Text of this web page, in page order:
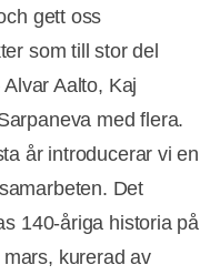
gett oss
som till stor del
Aalto, Kaj
med flera.
år introducerar vi en
Det
140-åriga historia på
kurerad av